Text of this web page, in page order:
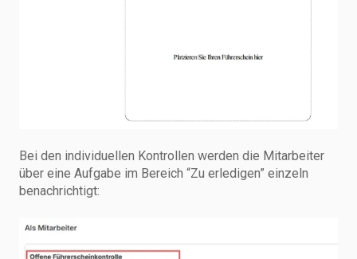
Bei den individuellen Kontrollen werden die Mitarbeiter
über eine Aufgabe im Bereich “Zu erledigen” einzeln
benachrichtigt: